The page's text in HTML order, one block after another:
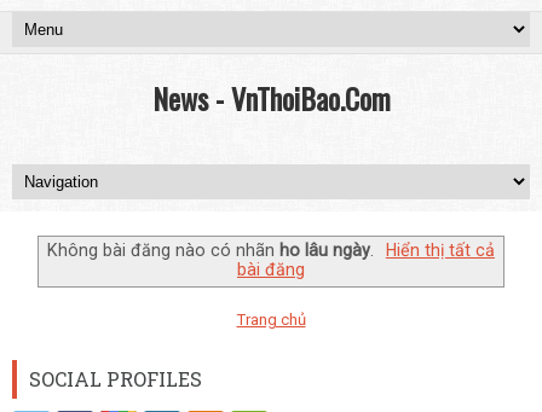
News - VnThoiBao.Com
Không bài đăng nào có nhãn ho lâu ngày.
Hiển thị tất cả
bài đăng
Trang chủ
SOCIAL PROFILES